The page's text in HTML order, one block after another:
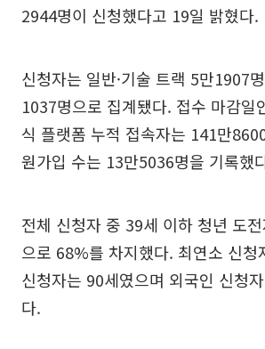
2944명이 신청했다고 19일 밝혔다.
신청자는 일반·기술 트랙 5만1907
1037명으로 집계됐다. 접수 마감일
식 플랫폼 누적 접속자는 141만
원가입 수는 13만5036명을 기록했
전체 신청자 중 39세 이하 청년 도
으로 68%를 차지했다. 최연소 신청
신청자는 90세였으며 외국인 신청
다.